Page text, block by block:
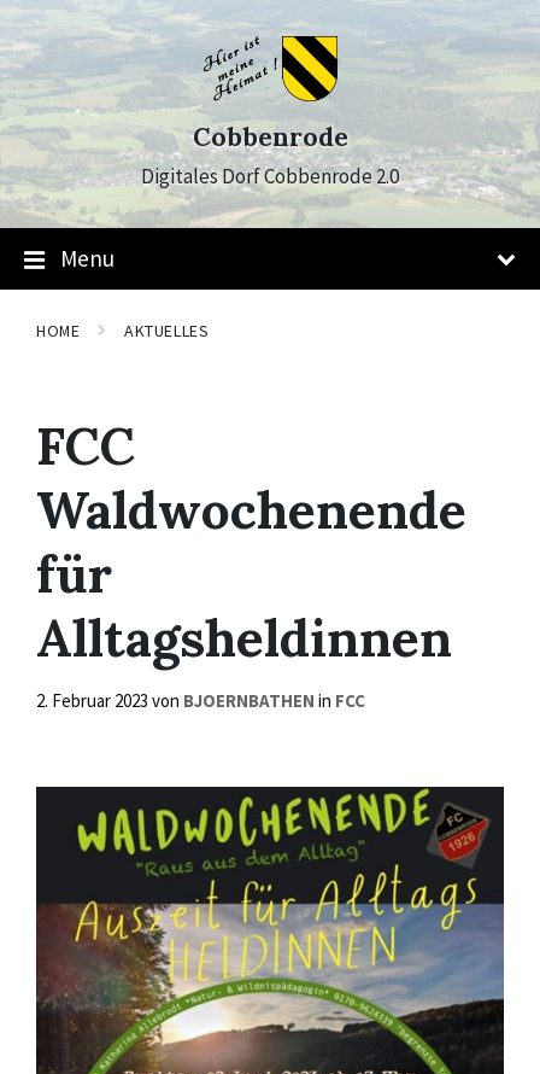
Skip
to
content
Skip
to
main
navigation
Skip
to
footer
Cobbenrode
Digitales Dorf Cobbenrode 2.0
Menu
HOME AKTUELLES
FCC
Waldwochenende
für
Alltagsheldinnen
2. Februar 2023 von BJOERNBATHEN in FCC